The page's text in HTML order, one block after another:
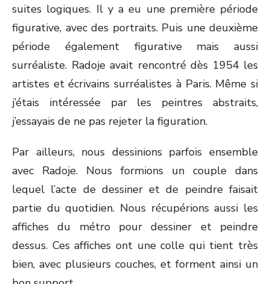
suites logiques. Il y a eu une première période
figurative, avec des portraits. Puis une deuxième
période également figurative mais aussi
surréaliste. Radoje avait rencontré dès 1954 les
artistes et écrivains surréalistes à Paris. Même si
j’étais intéressée par les peintres abstraits,
j’essayais de ne pas rejeter la figuration.
Par ailleurs, nous dessinions parfois ensemble
avec Radoje. Nous formions un couple dans
lequel l’acte de dessiner et de peindre faisait
partie du quotidien. Nous récupérions aussi les
affiches du métro pour dessiner et peindre
dessus. Ces affiches ont une colle qui tient très
bien, avec plusieurs couches, et forment ainsi un